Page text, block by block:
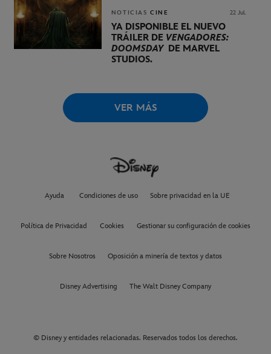
NOTICIAS CINE 22 Jul.
YA DISPONIBLE EL NUEVO
TRÁILER DE VENGADORES:
DOOMSDAYDE MARVEL
STUDIOS.
VER MÁS
Ayuda Condiciones de uso Sobre privacidad en la UE
Política de Privacidad Cookies Gestionar su configuración de cookies
Sobre Nosotros Oposición a minería de textos y datos
Disney Advertising The Walt Disney Company
© Disney y entidades relacionadas. Reservados todos los derechos.